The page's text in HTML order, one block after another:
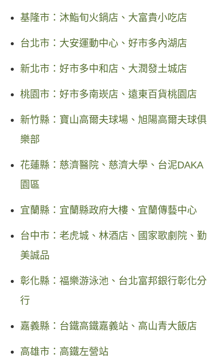
基隆市：沐鮨旬火鍋店、大富貴小吃店
台北市：大安運動中心、好市多內湖店
新北市：好市多中和店、大潤發土城店
桃園市：好市多南崁店、遠東百貨桃園店
新竹縣：寶山高爾夫球場、旭陽高爾夫球俱
樂部
花蓮縣：慈濟醫院、慈濟大學、台泥DAKA
園區
宜蘭縣：宜蘭縣政府大樓、宜蘭傳藝中心
台中市：老虎城、林酒店、國家歌劇院、勤
美誠品
彰化縣：福樂游泳池、台北富邦銀行彰化分
行
嘉義縣：台鐵高鐵嘉義站、高山青大飯店
高雄市：高鐵左營站